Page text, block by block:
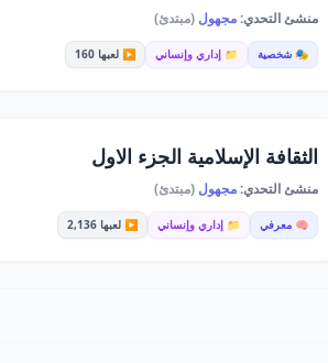
منشئ التحدي:مجهول (مبتدئ)
🎭 شخصية 📁 إداري وإنساني ▶️ لعبها 160
الثقافة الإسلامية الجزء الاول
منشئ التحدي:مجهول (مبتدئ)
🧠 معرفي 📁 إداري وإنساني ▶️ لعبها 2,136